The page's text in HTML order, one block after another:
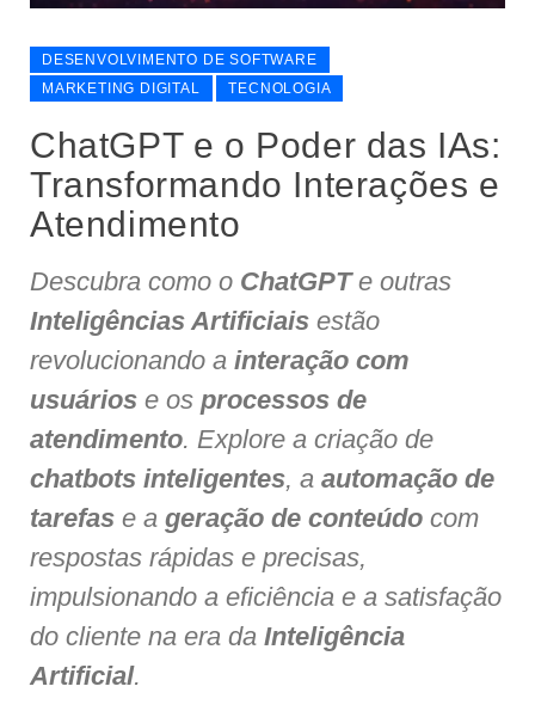
DESENVOLVIMENTO DE SOFTWARE
MARKETING DIGITAL
TECNOLOGIA
ChatGPT e o Poder das IAs:
Transformando Interações e
Atendimento
Descubra como o ChatGPTe outras
Inteligências Artificiais estão
revolucionando a interação com
usuários e os processos de
atendimento. Explore a criação de
chatbots inteligentes, a automação de
tarefas e a geração de conteúdo com
respostas rápidas e precisas,
impulsionando a eficiência e a satisfação
do cliente na era da Inteligência
Artificial.